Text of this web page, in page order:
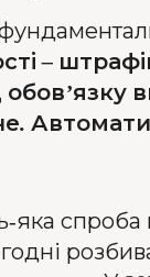
–
обов’язку
яка спроба